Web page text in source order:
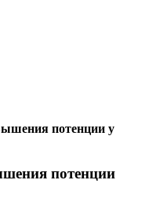
потенции у
потенции